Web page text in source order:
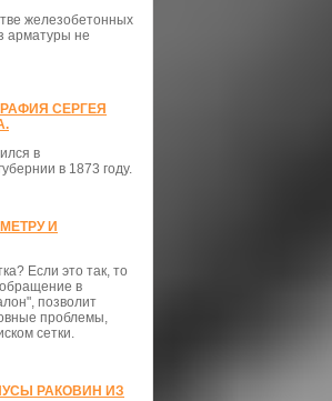
железобетонных
арматуры не
СЕРГЕЯ
в
в 1873 году.
И
Если это так, то
в
позволит
проблемы,
сетки.
РАКОВИН ИЗ